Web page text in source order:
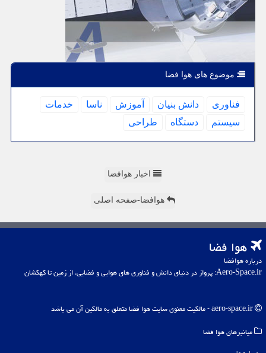
موضوع های هوا فضا
فناوری دانش بنیان آموزش ناسا
خدمات
سیستم
دستگاه طراحی
اخبار هوافضا
هوافضا-صفحه اصلی
هوا فضا
درباره هوافضا
Aero-Space.ir: پرواز در دنیای دانش و فناوری های هوایی و فضایی، از زمین تا کهکشان
میانبرهای هوا فضا